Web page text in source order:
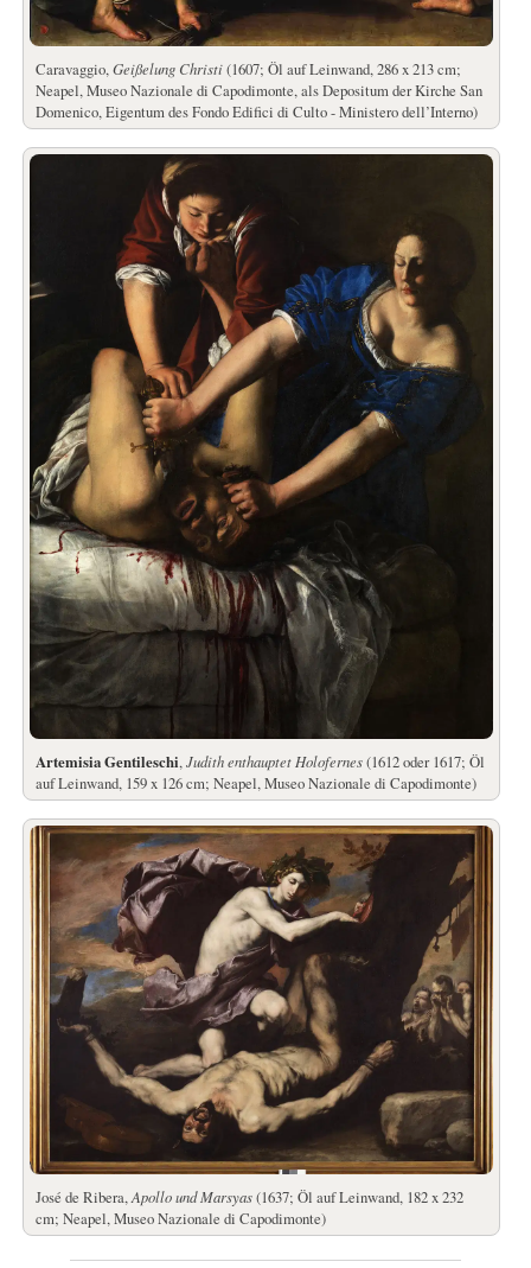
Caravaggio,Geißelung Christi(1607; Öl auf Leinwand, 286 x 213 cm;
Neapel, Museo Nazionale di Capodimonte, als Depositum der Kirche San
Domenico, Eigentum des Fondo Edifici di Culto - Ministero dell’Interno)
Artemisia Gentileschi,Judith enthauptet Holofernes(1612 oder 1617; Öl
auf Leinwand, 159 x 126 cm; Neapel, Museo Nazionale di Capodimonte)
José de Ribera,Apollo und Marsyas(1637; Öl auf Leinwand, 182 x 232
cm; Neapel, Museo Nazionale di Capodimonte)